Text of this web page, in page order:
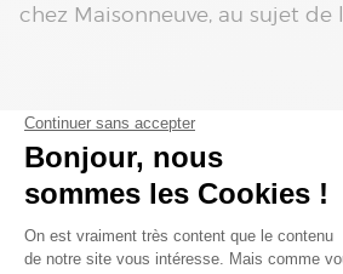
chez Maisonneuve, au sujet de
Contactez-nous pour
l'expertise d'Absys
*